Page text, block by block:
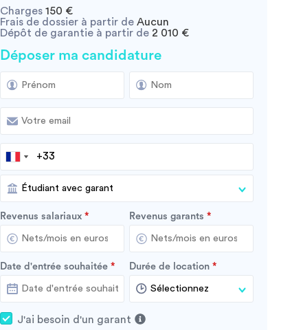
Charges 150 €
Frais de dossier à partir de Aucun
Dépôt de garantie à partir de 2 010 €
Déposer ma candidature
Revenus salariaux Revenus garants
Date d'entrée souhaitée Durée de location
J'ai besoin d'un garant